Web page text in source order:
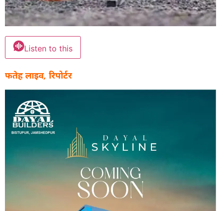
Listen to this
फतेह लाइव, रिपोर्टर